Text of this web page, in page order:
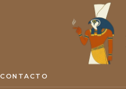
CONTACTO